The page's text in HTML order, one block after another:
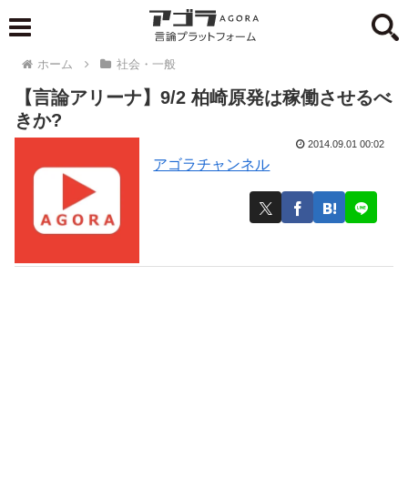
ホーム 社会・一般
【言論アリーナ】9/2 柏崎原発は稼働させるべ
きか?
アゴラチャンネル
2014.09.01 00:02